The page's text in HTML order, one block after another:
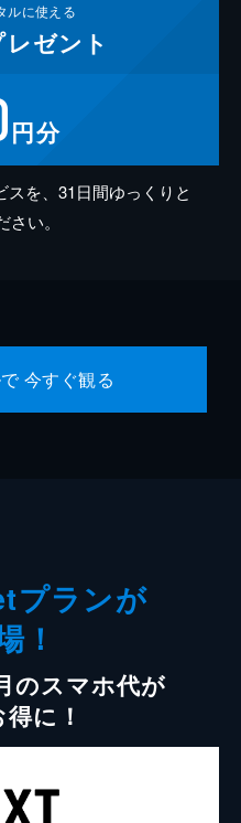
ルに使える
レゼント
円分
を、31日間ゆっくりと
い。
今すぐ観る
プランが
！
のスマホ代が
に！